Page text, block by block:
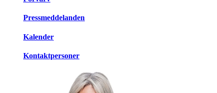
Pressmeddelanden
Kalender
Kontaktpersoner